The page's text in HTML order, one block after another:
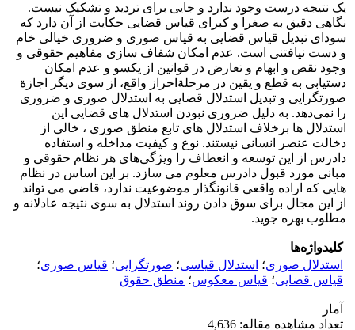
یک نتیجه درست وجود ندارد و جایی برای تردید و تشکیک نیست.
نگاهی دقیق به صغرا و کبرای قیاس قضایی حکایت از آن دارد که
سودای تبدیل قیاس قضایی به قیاس صوری و ضروری خیالی خام
و دست نیافتنی است. عدم امکان شفاف سازی مفاهیم حقوقی و
وجود نقص و ابهام و تعارض در قوانین از یکسو و عدم امکان
دستیابی به قطع و یقین در مرحلة‌احراز واقع، از سوی دیگر اجازة
صورتگرایی و تبدیل استدلال قضایی به استدلال صوری و ضروری
را نمی‌دهد. به دلیل ضروری نبودن استدلال های قضایی این
استدلال ها برخلاف استدلال های تابع منطق صوری ، خالی از
دخالت عنصر انسانی نیستند. نوع و کیفیت مداخله و استفاده
دادرس از این توسعه و انعطاف را ویژگی‌های هر نظام حقوقی و
مبانی مورد قبول دادرس معلوم می سازد. بر این اساس در نظام
هایی که اراده واقعی قانونگذار موضوعیت ندارد، قاضی می تواند
از این مجال برای سوق دادن روند استدلال به سوی نتیجه عادلانه و
مطلوب بهره جوید.
کلیدواژه‌ها
استدلال صوری؛ استدلال قیاسی؛ صورتگرایی؛ قیاس صوری؛
قیاس قضایی؛ قیاس معکوس؛ منطق حقوق
آمار
تعداد مشاهده مقاله: 4,636